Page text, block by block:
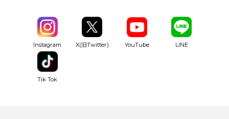
Instagram X(旧Twitter) YouTube LINE
Tik Tok